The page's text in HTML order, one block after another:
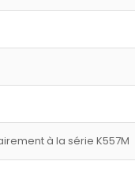
à la série K557M